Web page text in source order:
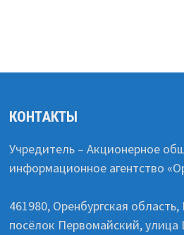
КОНТАКТЫ
Учредитель – Акционерное
информационное агентство
461980, Оренбургская
посёлок Первомайский,